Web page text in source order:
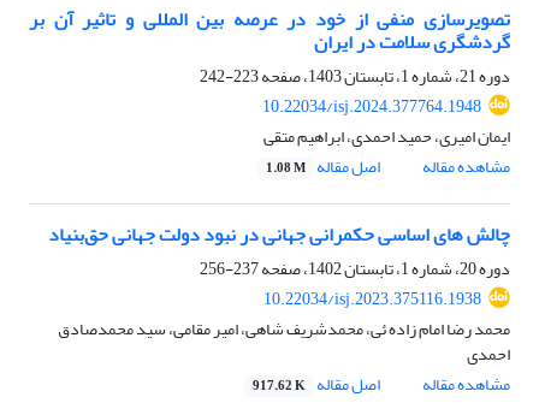
تصویرسازی منفی از خود در عرصه بین المللی و تاثیر آن بر
گردشگری سلامت در ایران
دوره 21، شماره 1، تابستان 1403، صفحه
223-242
10.22034/isj.2024.377764.1948
ایمان امیری، حمید احمدی، ابراهیم متقی
مشاهده مقاله
اصل مقاله 1.08 M
چالش های اساسی حکمرانی جهانی در نبود دولت جهانی حق‌بنیاد
دوره 20، شماره 1، تابستان 1402، صفحه
237-256
10.22034/isj.2023.375116.1938
محمد رضا امام زاده ئی، محمدشریف شاهی، امیر مقامی، سید محمدصادق
احمدی
مشاهده مقاله
اصل مقاله 917.62 K